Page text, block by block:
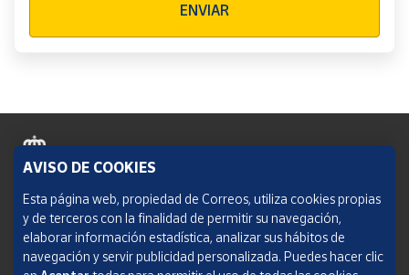
ENVIAR
Política de cookies
Aviso legal
Condiciones del servicio
AVISO DE COOKIES
Esta página web, propiedad de Correos, utiliza cookies propias
y de terceros con la finalidad de permitir su navegación,
elaborar información estadística, analizar sus hábitos de
navegación y servir publicidad personalizada. Puedes hacer clic